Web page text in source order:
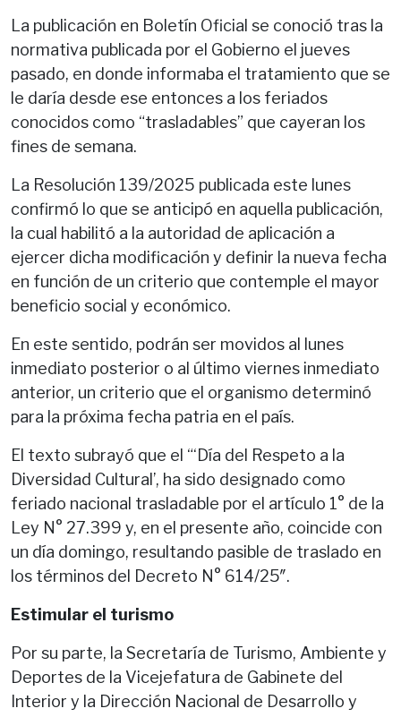
La publicación en Boletín Oficial se conoció tras la
normativa publicada por el Gobierno el jueves
pasado, en donde informaba el tratamiento que se
le daría desde ese entonces a los feriados
conocidos como “trasladables” que cayeran los
fines de semana.
La Resolución 139/2025 publicada este lunes
confirmó lo que se anticipó en aquella publicación,
la cual habilitó a la autoridad de aplicación a
ejercer dicha modificación y definir la nueva fecha
en función de un criterio que contemple el mayor
beneficio social y económico.
En este sentido, podrán ser movidos al lunes
inmediato posterior o al último viernes inmediato
anterior, un criterio que el organismo determinó
para la próxima fecha patria en el país.
El texto subrayó que el “‘Día del Respeto a la
Diversidad Cultural’, ha sido designado como
feriado nacional trasladable por el artículo 1° de la
Ley N° 27.399 y, en el presente año, coincide con
un día domingo, resultando pasible de traslado en
los términos del Decreto N° 614/25″.
Estimular el turismo
Por su parte, la Secretaría de Turismo, Ambiente y
Deportes de la Vicejefatura de Gabinete del
Interior y la Dirección Nacional de Desarrollo y